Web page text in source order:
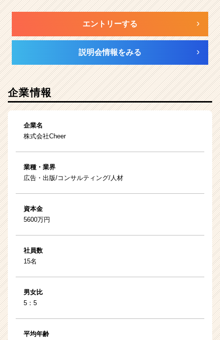
エントリーする
説明会情報をみる
企業情報
企業名
株式会社Cheer
業種・業界
広告・出版/コンサルティング/人材
資本金
5600万円
社員数
15名
男女比
5：5
平均年齢